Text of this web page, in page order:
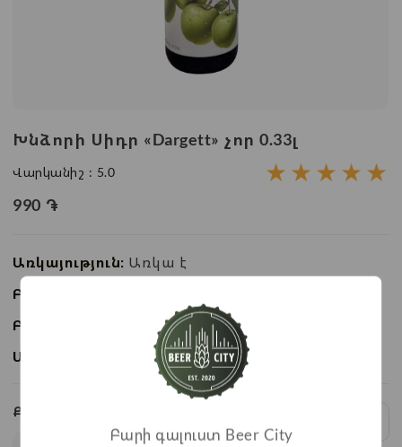
Խնձորի Սիդր «Dargett» չոր 0.33լ
Վարկանիշ : 5.0 ★
★
★
★
★
990 ֏
Առկայություն: Առկա է
Բաժնի անվանում:
Բրենդ:
Ապրանքի ID:
BC08157
Քանակ:
Բարի գալուստ Beer City